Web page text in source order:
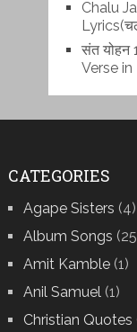
Chalu
संत योहन
Verse in
CATEGORIES
Agape Sisters (4)
Album Songs
Amit Kamble(1)
Anil Samuel(1)
Christian Quotes